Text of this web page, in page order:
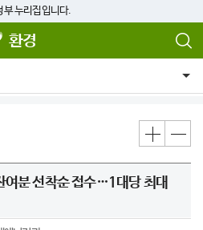
부 누리집입니다.
환경
여분 선착순 접수…1대당 최대